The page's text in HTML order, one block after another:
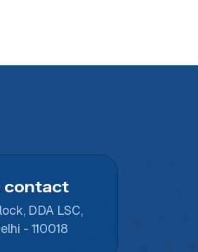
contact
DDA LSC,
- 110018